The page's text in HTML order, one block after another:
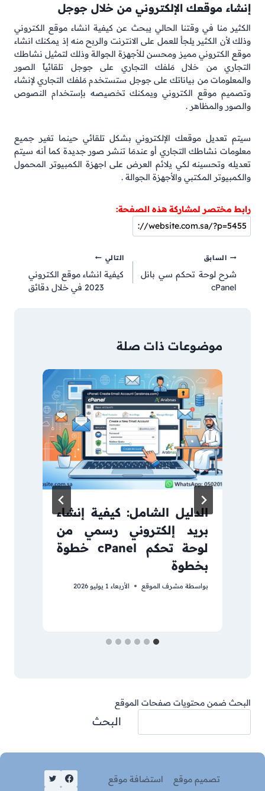
إنشاء موقعك الإلكتروني من خلال جوجل
الكثير منا في وقتنا الحالي يبحث عن كيفية انشاء موقع الكتروني
وذلك لأن الكثير يلجأ للعمل على الانترنت والربح منه إذ يمكنك انشاء
موقع الكتروني مميز ومحسن للأجهزة الجوالة وذلك لتمثيل نشاطك
التجاري من خلال مَلفك التجاري على جوجل تلقائياً الصور
والمعلومات من بياناتك على جوجل ستستخدم مَلفك التجاري لإنشاء
وتصميم موقع الكتروني ويمكنك تخصيصه بإستخدام النصوص
والصور والمظاهر .
سيتم تعديل موقعك الإلكتروني بشكل تلقائي حينما تغير جميع
معلومات نشاطك التجاري أو عندمَا تنشر صور جديدة كما أنه سيتم
تعديله وتحسينه لكي يلائم العرض على اجهزة الكمبيوتر المحمول
والكمبيوتر المكتبي والأجهزة الجوالة .
رابط مختصر لمشاركة هذه الصفحة:
تصفّح
المقالات
السابق
شرح لوحة تحكم سي بانل
cPanel
التالي
كيفية انشاء موقع الكتروني
2023 في خلال دقائق
موضوعات ذات صلة
الدليل الشامل: كيفية إنشاء
بريد إلكتروني رسمي من
لوحة تحكم cPanel خطوة
بخطوة
بواسطة مشرف الموقع الأربعاء 1 يوليو 2026
البحث ضمن محتويات صفحات الموقع
البحث
تصميم موقع استضافة موقع